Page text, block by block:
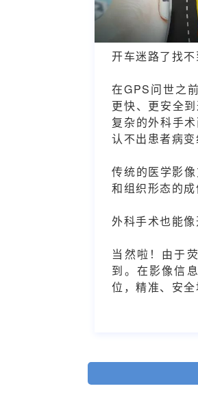
开车迷路了找不
在GPS问世之
更快、更安全
复杂的外科手
认不出患者病
传统的医学影
和组织形态的
外科手术也能像
当然啦！由于
到。在影像信
位，精准、安